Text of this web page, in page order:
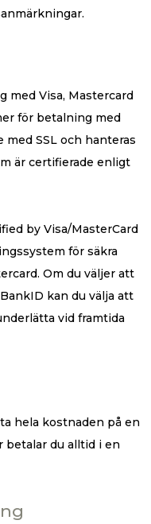
med Visa, Mastercard
för betalning med
SSL och hanteras
är certifierade enligt
by Visa/MasterCard
för säkra
Om du väljer att
kan du välja att
vid framtida
hela kostnaden på en
betalar du alltid i en